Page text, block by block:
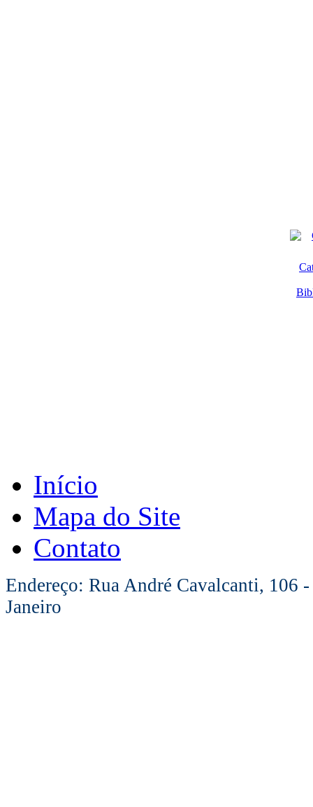
Início
Mapa do Site
Contato
Endereço: Rua André Cavalcanti, 106
Janeiro